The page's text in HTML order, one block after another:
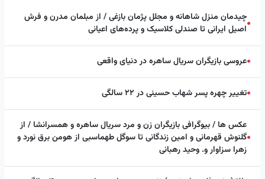
●چیدمان منزل شاهانه و مجلل پژمان بازغی / از مبلمان مدرن و فرش
اصیل ایرانی تا صندلی کلاسیک و پرده‌های اعیانی
●عروسی بازیگران سریال ساهره در دنیای واقعی
●تغییر چهره پسر شهاب حسینی در ۲۲ سالگی
●
عکس ها / بیوگرافی بازیگران زن و مرد سریال ساهره و همسرانشا / از
گلنوش قهرمانی و امین زندگانی تا سوگل طهماسبی از هومن برق نورد و
زهرا سزاوار و. وحید رهبانی